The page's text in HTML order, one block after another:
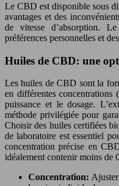
Le CBD est disponible sous
avantages et des
de vitesse d’absorption.
préférences personnelles et
Huiles de CBD: une
Les huiles de CBD sont la
en différentes
puissance et le dosage.
méthode privilégiée pour
Choisir des huiles certifiées
de laboratoire est essentiel
concentration précise en
idéalement contenir moins de
Concentration: